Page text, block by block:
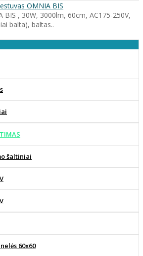
OMNIA BIS
BIS , 30W, 3000lm, 60cm, AC175-250V,
balta), baltas..
šaltiniai
60x60